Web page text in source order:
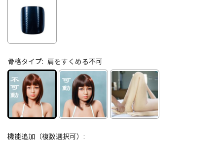
骨格タイプ: 肩をすくめる不可
機能追加（複数選択可）: